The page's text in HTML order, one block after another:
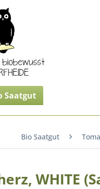
Saatgut
Bio Saatgut
WHITE